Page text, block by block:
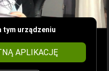
tym urządzeniu
APLIKACJĘ